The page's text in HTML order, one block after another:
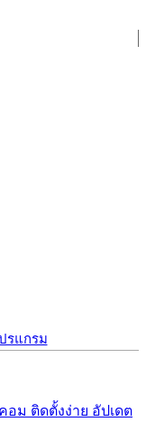
รแกรม
อม ติดตั้งง่าย อัปเดต